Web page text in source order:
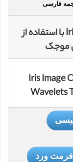
فارسی
فشرده سازی تصویر Iris با استفاده از
موجک
Iris Image
Wavelets
فرمت ورد